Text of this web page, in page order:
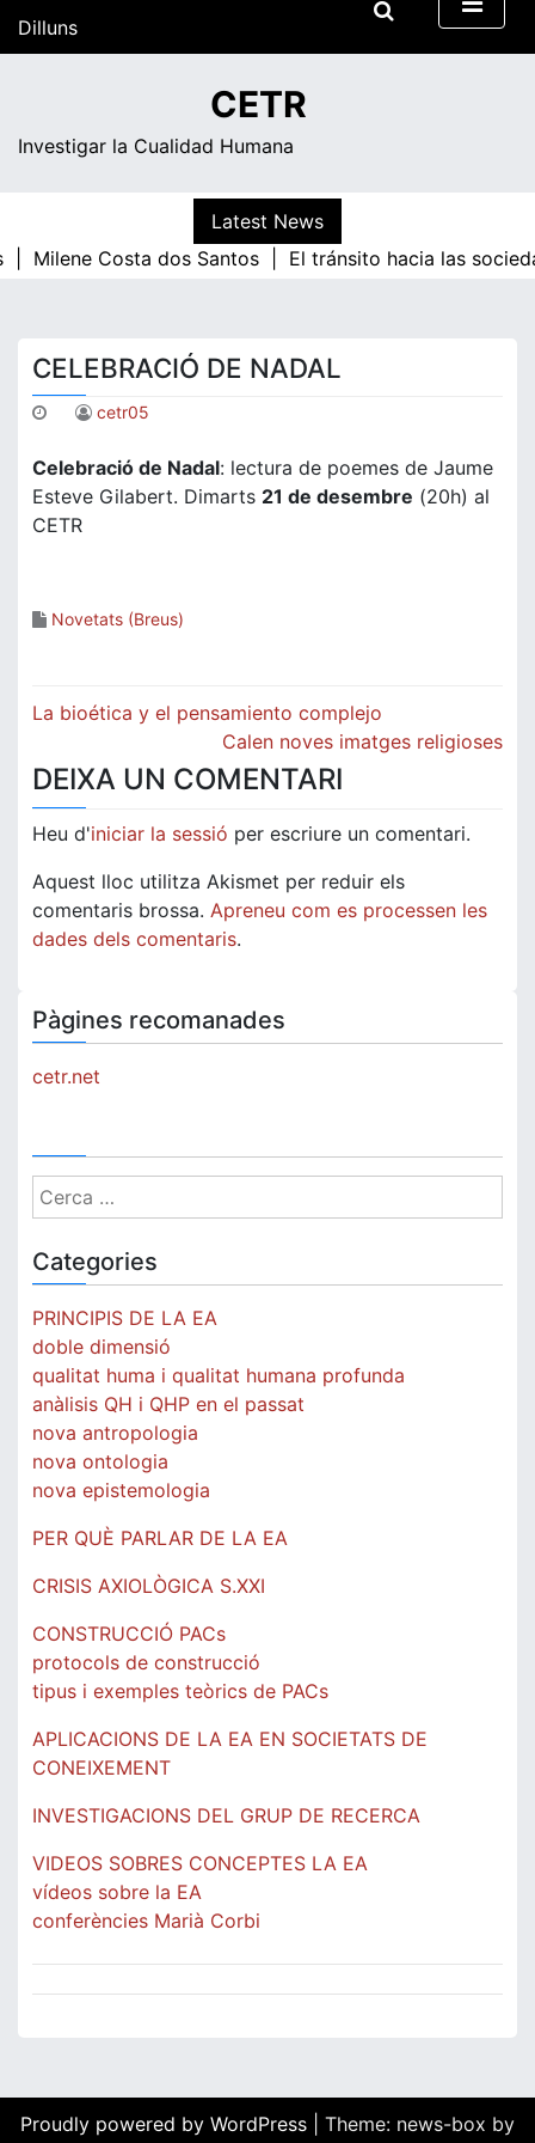
Dilluns
CETR
Investigar la Cualidad Humana
Latest News
|
Milene Costa dos Santos | El tránsito hacia las
CELEBRACIÓ DE NADAL
cetr05
Celebració de Nadal: lectura de poemes de Jaume
Esteve Gilabert. Dimarts 21 de desembre (20h) al
CETR
Novetats (Breus)
Navegació
d'entrades
La bioética y el pensamiento complejo
Calen noves imatges religioses
DEIXA UN COMENTARI
Heu d'iniciar la sessió per escriure un comentari.
Aquest lloc utilitza Akismet per reduir els
comentaris brossa. Apreneu com es processen les
dades dels comentaris.
Pàgines recomanades
cetr.net
Cerca:
Categories
PRINCIPIS DE LA EA
doble dimensió
qualitat huma i qualitat humana profunda
anàlisis QH i QHP en el passat
nova antropologia
nova ontologia
nova epistemologia
PER QUÈ PARLAR DE LA EA
CRISIS AXIOLÒGICA S.XXI
CONSTRUCCIÓ PACs
protocols de construcció
tipus i exemples teòrics de PACs
APLICACIONS DE LA EA EN SOCIETATS DE
CONEIXEMENT
INVESTIGACIONS DEL GRUP DE RECERCA
VIDEOS SOBRES CONCEPTES LA EA
vídeos sobre la EA
conferències Marià Corbi
Proudly powered by WordPress
Theme: news-box by